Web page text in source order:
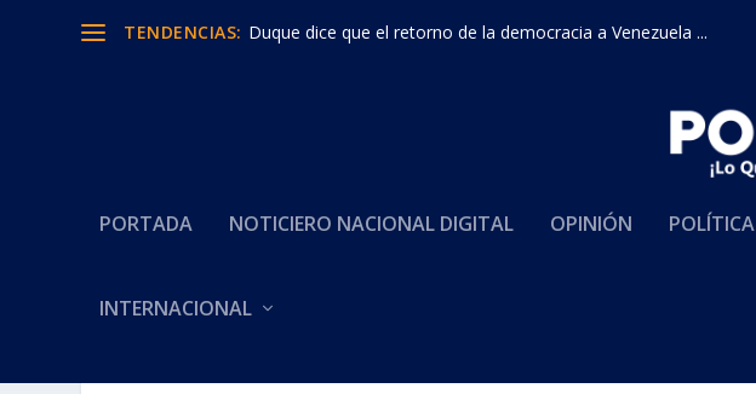
TENDENCIAS: Duque dice que el retorno de la democracia a Venezuela ...
PORTADA NOTICIERO NACIONAL DIGITAL OPINIÓN POLÍTICA
INTERNACIONAL